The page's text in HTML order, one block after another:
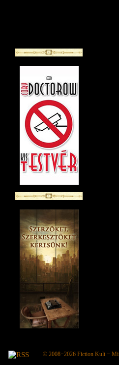
© 2008−2026 Fiction Kult−